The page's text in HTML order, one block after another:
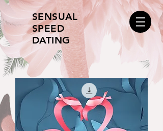
SENSUAL
SPEED
DATING